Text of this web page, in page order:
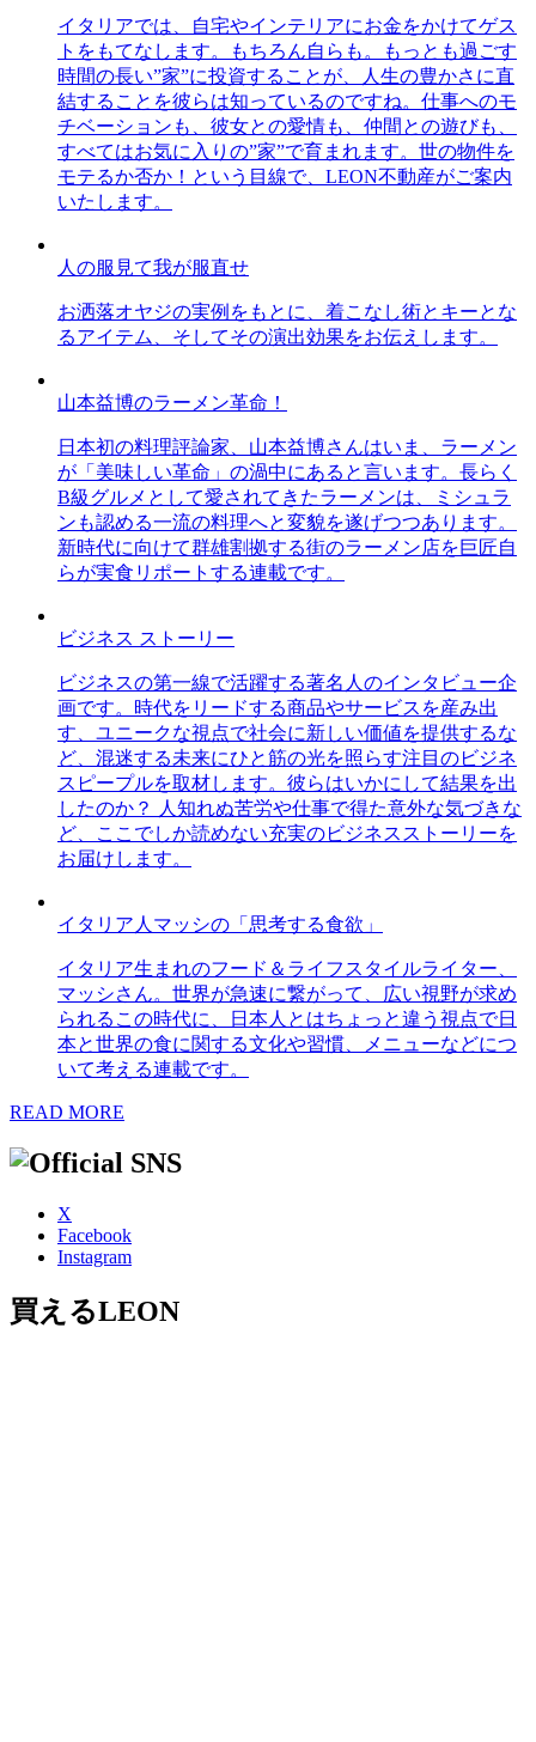
イタリアでは、自宅やインテリアにお金をかけてゲス
トをもてなします。もちろん自らも。もっとも過ごす
時間の長い”家”に投資することが、人生の豊かさに直
結することを彼らは知っているのですね。仕事へのモ
チベーションも、彼女との愛情も、仲間との遊びも、
すべてはお気に入りの”家”で育まれます。世の物件を
モテるか否か！という目線で、LEON不動産がご案内
いたします。
人の服見て我が服直せ
お洒落オヤジの実例をもとに、着こなし術とキーとな
るアイテム、そしてその演出効果をお伝えします。
山本益博のラーメン革命！
日本初の料理評論家、山本益博さんはいま、ラーメン
が「美味しい革命」の渦中にあると言います。長らく
B級グルメとして愛されてきたラーメンは、ミシュラ
ンも認める一流の料理へと変貌を遂げつつあります。
新時代に向けて群雄割拠する街のラーメン店を巨匠自
らが実食リポートする連載です。
ビジネス ストーリー
ビジネスの第一線で活躍する著名人のインタビュー企
画です。時代をリードする商品やサービスを産み出
す、ユニークな視点で社会に新しい価値を提供するな
ど、混迷する未来にひと筋の光を照らす注目のビジネ
スピープルを取材します。彼らはいかにして結果を出
したのか？ 人知れぬ苦労や仕事で得た意外な気づきな
ど、ここでしか読めない充実のビジネスストーリーを
お届けします。
イタリア人マッシの「思考する食欲」
イタリア生まれのフード＆ライフスタイルライター、
マッシさん。世界が急速に繋がって、広い視野が求め
られるこの時代に、日本人とはちょっと違う視点で日
本と世界の食に関する文化や習慣、メニューなどにつ
いて考える連載です。
READ MORE
X
Facebook
Instagram
買えるLEON